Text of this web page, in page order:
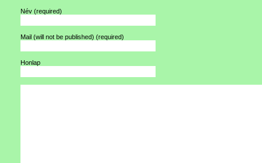
Név (required)
Mail (will not be published) (required)
Honlap